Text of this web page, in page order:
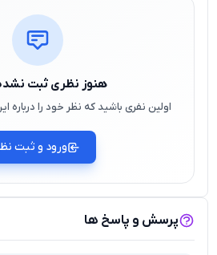
هنوز نظری ثبت
اولین نفری باشید که نظر خود را
ورود و ثبت
پرسش و پاسخ ها